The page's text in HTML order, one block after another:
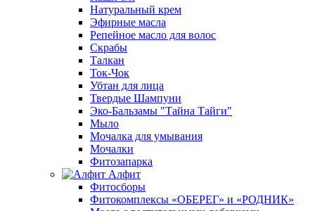
Натуральный крем
Эфирные масла
Репейное масло для волос
Скрабы
Талкан
Ток-Чок
Убтан для лица
Твердые Шампуни
Эко-Бальзамы "Тайна Тайги"
Мыло
Мочалка для умывания
Мочалки
Фитозапарка
Алфит
Фитосборы
Фитокомплексы «ОБЕРЕГ» и «РОДНИК»